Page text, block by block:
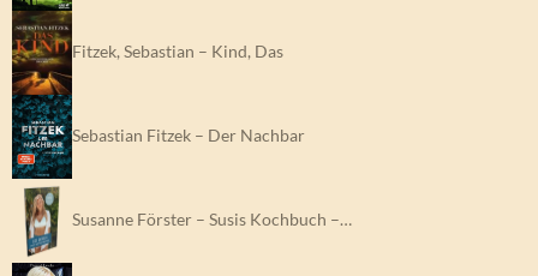
Fitzek, Sebastian – Kind, Das
Sebastian Fitzek – Der Nachbar
Susanne Förster – Susis Kochbuch –…